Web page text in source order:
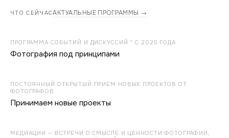
ЧТО СЕЙЧАСАКТУАЛЬНЫЕ ПРОГРАММЫ →
ПРОГРАММА СОБЫТИЙ И ДИСКУССИЙ * С 2025 ГОДА
Фотография под принципами
ПОСТОЯННЫЙ ОТКРЫТЫЙ ПРИЕМ НОВЫХ ПРОЕКТОВ ОТ
ФОТОГРАФОВ
Принимаем новые проекты
МЕДИАЦИИ — ВСТРЕЧИ О СМЫСЛЕ И ЦЕННОСТИ ФОТОГРАФИИ,